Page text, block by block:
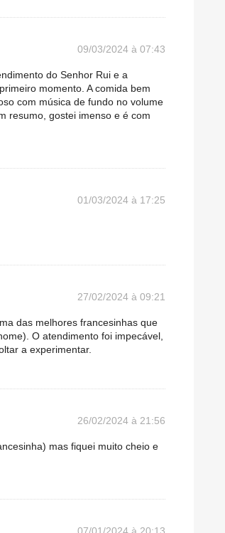
09/03/2024 à 07:43
do Senhor Rui e a
momento. A comida bem
com música de fundo no volume
resumo, gostei imenso e é com
01/03/2024 à 17:25
27/02/2024 à 09:21
das melhores francesinhas que
O atendimento foi impecável,
a experimentar.
26/02/2024 à 21:56
mas fiquei muito cheio e
07/01/2024 à 20:13